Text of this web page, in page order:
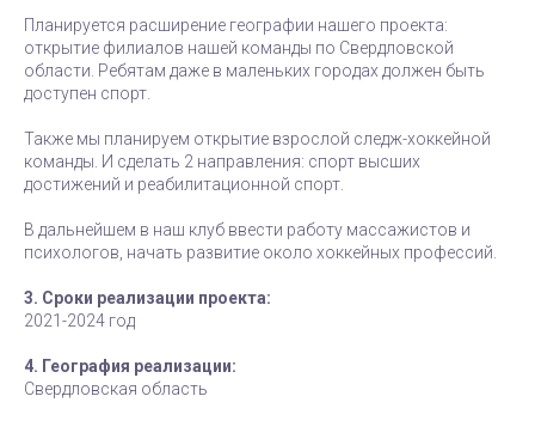
Планируется расширение географии нашего проекта:
открытие филиалов нашей команды по Свердловской
области. Ребятам даже в маленьких городах должен быть
доступен спорт.
Также мы планируем открытие взрослой следж-хоккейной
команды. И сделать 2 направления: спорт высших
достижений и реабилитационной спорт.
В дальнейшем в наш клуб ввести работу массажистов и
психологов, начать развитие около хоккейных профессий.
3. Сроки реализации проекта:
2021-2024 год
4. География реализации:
Свердловская область